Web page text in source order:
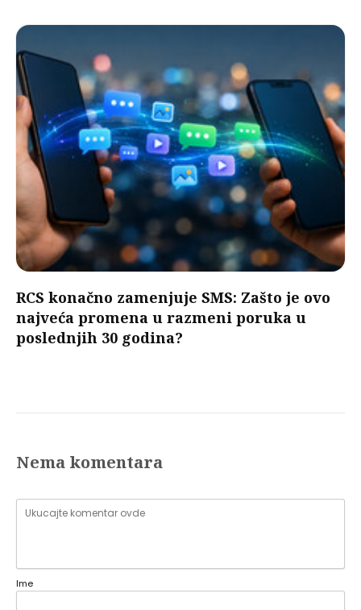
RCS konačno zamenjuje SMS: Zašto je ovo
najveća promena u razmeni poruka u
poslednjih 30 godina?
Nema komentara
Ime